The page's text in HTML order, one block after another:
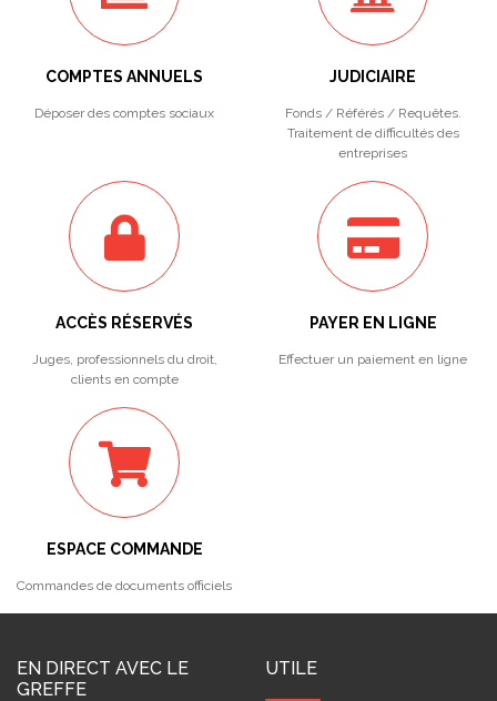
COMPTES ANNUELS
Déposer des comptes sociaux
JUDICIAIRE
Fonds / Référés / Requêtes.
Traitement de difficultés des
entreprises
ACCÈS RÉSERVÉS
Juges, professionnels du droit,
clients en compte
PAYER EN LIGNE
Effectuer un paiement en ligne
ESPACE COMMANDE
Commandes de documents officiels
EN DIRECT AVEC LE
GREFFE
UTILE